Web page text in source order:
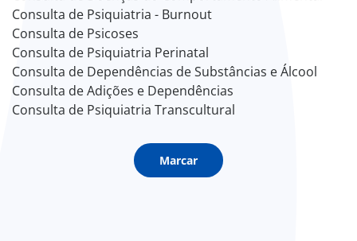
EN
Consulta de Psiquiatria - Burnout
Consulta de Psicoses
Consulta de Psiquiatria Perinatal
Consulta de Dependências de Substâncias e Álcool
Consulta de Adições e Dependências
Consulta de Psiquiatria Transcultural
Marcar